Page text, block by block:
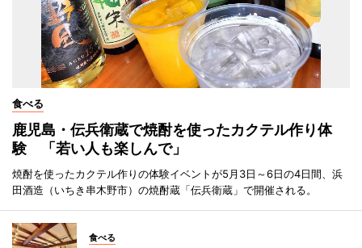
食べる
鹿児島・伝兵衛蔵で焼酎を使ったカクテル作り体
験 「若い人も楽しんで」
焼酎を使ったカクテル作りの体験イベントが5月3日～6日の4日間、浜
田酒造（いちき串木野市）の焼酎蔵「伝兵衛蔵」で開催される。
食べる